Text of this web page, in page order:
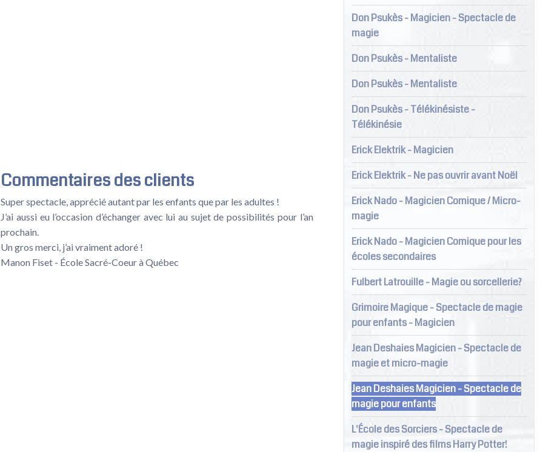
Commentaires des clients
Super spectacle, apprécié autant par les enfants que par les adultes !
J’ai aussi eu l’occasion d’échanger avec lui au sujet de possibilités pour l’an
prochain.
Un gros merci, j’ai vraiment adoré !
Manon Fiset - École Sacré-Coeur à Québec
Don Psukès - Magicien - Spectacle de
magie
Don Psukès - Mentaliste
Don Psukès - Mentaliste
Don Psukès - Télékinésiste -
Télékinésie
Erick Elektrik - Magicien
Erick Elektrik - Ne pas ouvrir avant Noël
Erick Nado - Magicien Comique / Micro-
magie
Erick Nado - Magicien Comique pour les
écoles secondaires
Fulbert Latrouille - Magie ou sorcellerie?
Grimoire Magique - Spectacle de magie
pour enfants - Magicien
Jean Deshaies Magicien - Spectacle de
magie et micro-magie
Jean Deshaies Magicien - Spectacle de
magie pour enfants
L'École des Sorciers - Spectacle de
magie inspiré des films Harry Potter!